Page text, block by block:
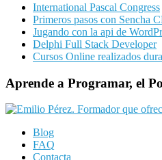
International Pascal Congress
Primeros pasos con Sencha
Jugando con la api de
Delphi Full Stack Developer
Cursos Online realizados
Aprende a Programar, el
Blog
FAQ
Contacta